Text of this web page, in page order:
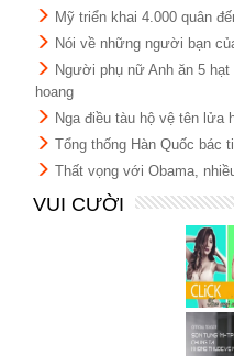
Mỹ triển khai 4.000 quân
Nói về những người bạn
Người phụ nữ Anh ăn 5
hoang
Nga điều tàu hộ vệ tên lửa
Tổng thống Hàn Quốc bác
Thất vọng với Obama,
VUI CƯỜI